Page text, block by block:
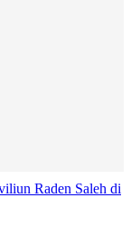
Raden Saleh di